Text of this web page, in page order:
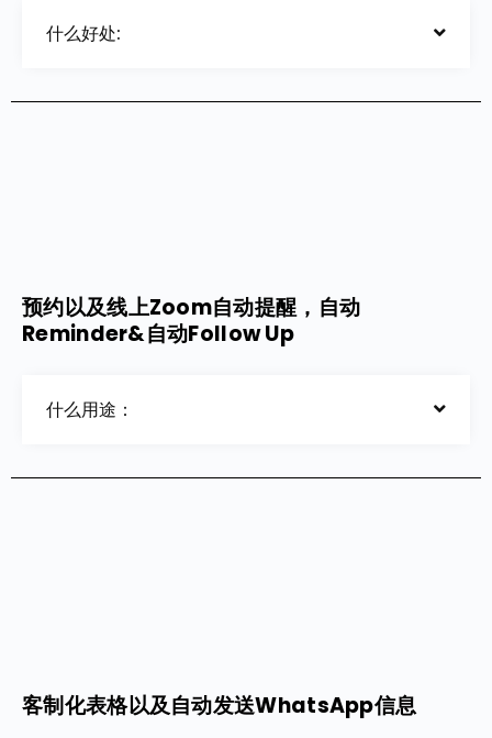
什么好处:
预约以及线上Zoom自动提醒，自动
Reminder&自动Follow Up
什么用途：
客制化表格以及自动发送WhatsApp信息